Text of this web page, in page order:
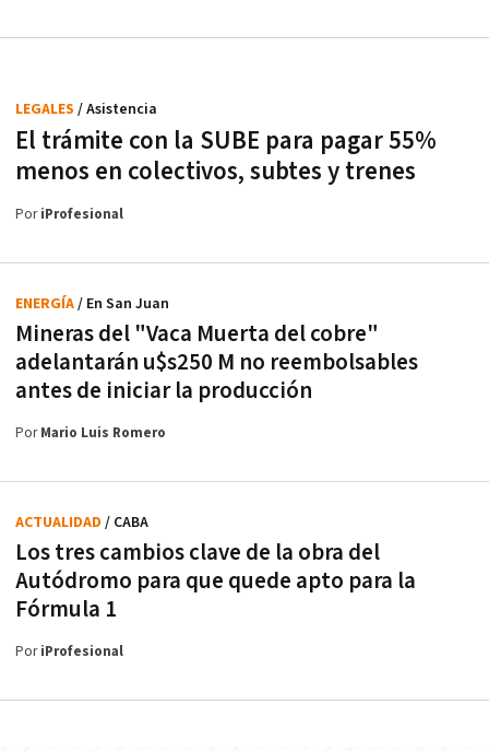
El trámite con la SUBE para pagar 55%
menos en colectivos, subtes y trenes
LEGALES / Asistencia
PoriProfesional
Mineras del "Vaca Muerta del cobre"
adelantarán u$s250 M no reembolsables
antes de iniciar la producción
ENERGÍA/ En San Juan
PorMario Luis Romero
Los tres cambios clave de la obra del
Autódromo para que quede apto para la
Fórmula 1
ACTUALIDAD / CABA
PoriProfesional